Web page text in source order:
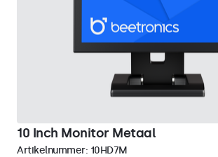
10 Inch Monitor Metaal
Artikelnummer: 10HD7M